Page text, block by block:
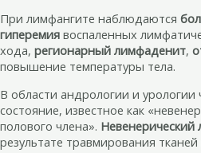
При лимфангите наблюдаются
гиперемия воспаленных
хода, регионарный лимфаденит,
повышение температуры тела.
В области андрологии и урологии
состояние, известное как
полового члена». Невенерический
результате травмирования